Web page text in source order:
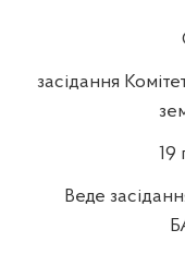
засідання
19
Веде